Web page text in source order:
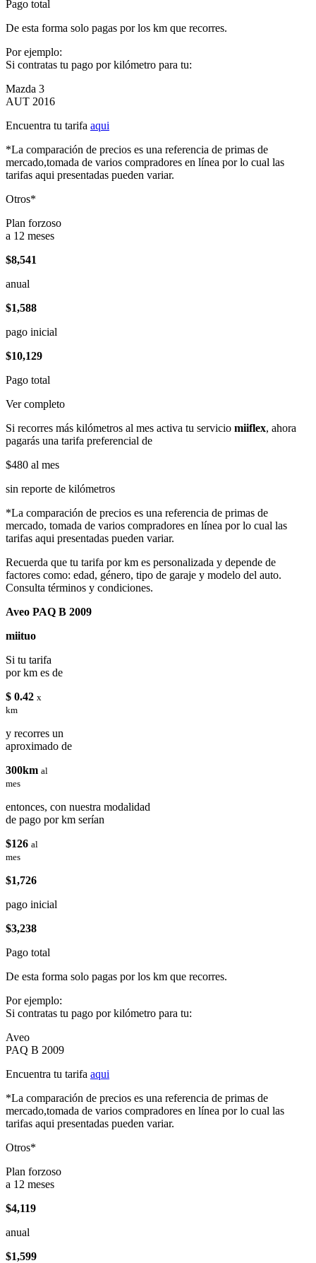
Pago total
De esta forma solo pagas por los km que recorres.
Por ejemplo:
Si contratas tu pago por kilómetro para tu:
Mazda 3
AUT 2016
Encuentra tu tarifa aqui
*La comparación de precios es una referencia de primas de
mercado,tomada de varios compradores en línea por lo cual las
tarifas aqui presentadas pueden variar.
Otros*
Plan forzoso
a 12 meses
$8,541
anual
$1,588
pago inicial
$10,129
Pago total
Ver completo
Si recorres más kilómetros al mes activa tu servicio miiflex, ahora
pagarás una tarifa preferencial de
$480 al mes
sin reporte de kilómetros
*La comparación de precios es una referencia de primas de
mercado, tomada de varios compradores en línea por lo cual las
tarifas aqui presentadas pueden variar.
Recuerda que tu tarifa por km es personalizada y depende de
factores como: edad, género, tipo de garaje y modelo del auto.
Consulta términos y condiciones.
Aveo PAQ B 2009
miituo
Si tu tarifa
por km es de
$ 0.42 x
km
y recorres un
aproximado de
300km al
mes
entonces, con nuestra modalidad
de pago por km serían
$126 al
mes
$1,726
pago inicial
$3,238
Pago total
De esta forma solo pagas por los km que recorres.
Por ejemplo:
Si contratas tu pago por kilómetro para tu:
Aveo
PAQ B 2009
Encuentra tu tarifa aqui
*La comparación de precios es una referencia de primas de
mercado,tomada de varios compradores en línea por lo cual las
tarifas aqui presentadas pueden variar.
Otros*
Plan forzoso
a 12 meses
$4,119
anual
$1,599